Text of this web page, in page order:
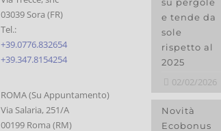
03039 Sora (FR)
Tel.:
+39.0776.832654
+39.347.8154254
ROMA (Su Appuntamento)
Via Salaria, 251/A
00199 Roma (RM)
e tende da
sole
rispetto al
2025
02/02/2026
Novità
Ecobonus